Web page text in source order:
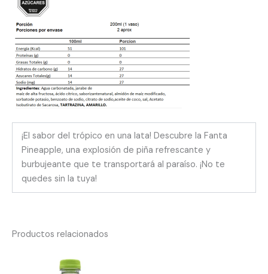
¡El sabor del trópico en una lata! Descubre la Fanta
Pineapple, una explosión de piña refrescante y
burbujeante que te transportará al paraíso. ¡No te
quedes sin la tuya!
Productos relacionados